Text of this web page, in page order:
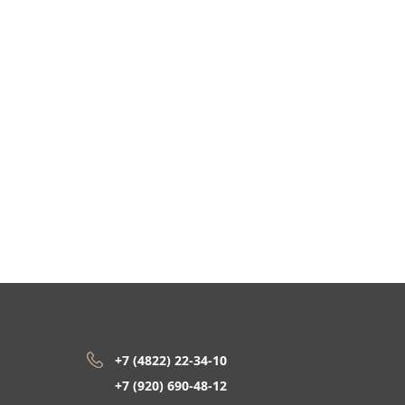
+7 (4822) 22-34-10
+7 (920) 690-48-12